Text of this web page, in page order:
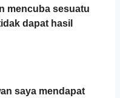
mencuba sesuatu
dapat hasil
saya mendapat